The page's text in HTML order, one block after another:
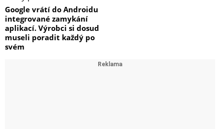
Google vrátí do Androidu
integrované zamykání
aplikací. Výrobci si dosud
museli poradit každý po
svém